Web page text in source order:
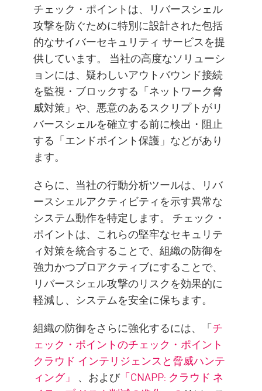
チェック・ポイントは、リバースシェル
攻撃を防ぐために特別に設計された包括
的なサイバーセキュリティ サービスを提
供しています。 当社の高度なソリューシ
ョンには、疑わしいアウトバウンド接続
を監視・ブロックする「ネットワーク脅
威対策」や、悪意のあるスクリプトがリ
バースシェルを確立する前に検出・阻止
する「エンドポイント保護」などがあり
ます。
さらに、当社の行動分析ツールは、リバ
ースシェルアクティビティを示す異常な
システム動作を特定します。 チェック・
ポイントは、これらの堅牢なセキュリテ
ィ対策を統合することで、組織の防御を
強力かつプロアクティブにすることで、
リバースシェル攻撃のリスクを効果的に
軽減し、システムを安全に保ちます。
組織の防御をさらに強化するには、「チ
ェック・ポイントのチェック・ポイント
クラウド インテリジェンスと脅威ハンテ
ィング」
、および「CNAPP: クラウド ネ